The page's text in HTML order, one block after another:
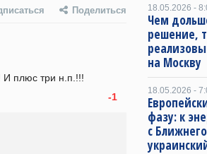
Поделиться
плюс три н.п.!!!
-1
18.05.2026 -
Чем
решение,
на Москву
18.05.2026 -
фазу: к
с